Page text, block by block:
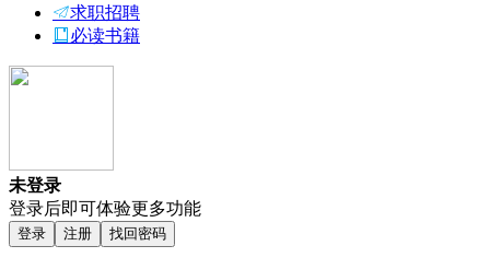
求职招聘
必读书籍
未登录
登录后即可体验更多功能
登录 注册 找回密码